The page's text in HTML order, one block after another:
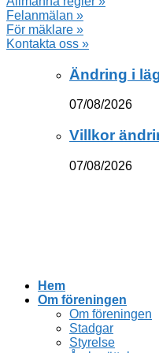
Felanmälan »
För mäklare »
Kontakta oss »
Ändring i
07/08/2026
Villkor
07/08/2026
Hem
Om föreningen
Om föreningen
Stadgar
Styrelse